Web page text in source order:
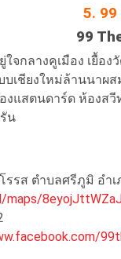
5. 99
99
ใจกลางคูเมือง เยื้
เชียงใหม่ล้านนาผ
งแสตนดาร์ด ห้องส
น
รส ตำบลศรีภูมิ อำเ
maps/